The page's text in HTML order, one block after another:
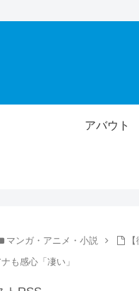
アバウト
マンガ・アニメ・小説
も感心「凄い」